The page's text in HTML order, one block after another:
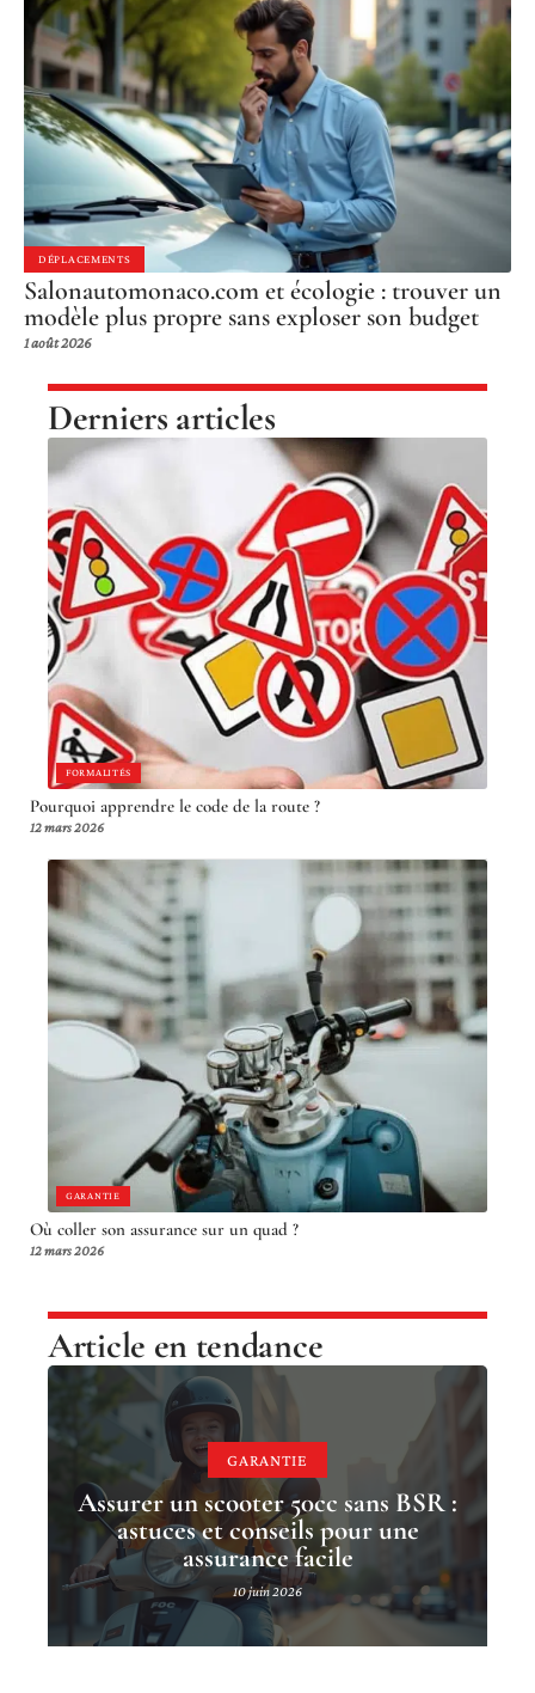
DÉPLACEMENTS
Salonautomonaco.com et écologie : trouver un
modèle plus propre sans exploser son budget
1 août 2026
Derniers articles
FORMALITÉS
Pourquoi apprendre le code de la route ?
12 mars 2026
GARANTIE
Où coller son assurance sur un quad ?
12 mars 2026
Article en tendance
GARANTIE
Assurer un scooter 50cc sans BSR :
astuces et conseils pour une
assurance facile
10 juin 2026